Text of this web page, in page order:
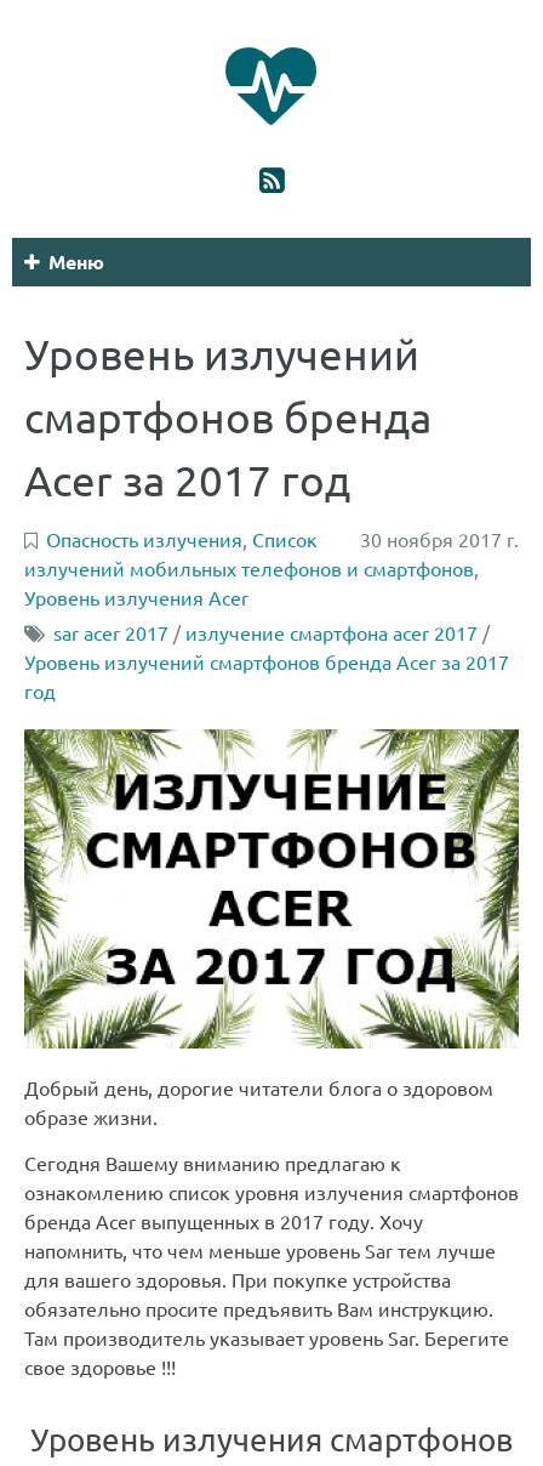
Меню
Уровень излучений
смартфонов бренда
Acer за 2017 год
30 ноября 2017 г.
Опасность излучения, Список
излучений мобильных телефонов и смартфонов,
Уровень излучения Acer
sar acer 2017 / излучение смартфона acer 2017 /
Уровень излучений смартфонов бренда Acer за 2017
год
Добрый день, дорогие читатели блога о здоровом
образе жизни.
Сегодня Вашему вниманию предлагаю к
ознакомлению список уровня излучения смартфонов
бренда Acer выпущенных в 2017 году. Хочу
напомнить, что чем меньше уровень Sar тем лучше
для вашего здоровья. При покупке устройства
обязательно просите предъявить Вам инструкцию.
Там производитель указывает уровень Sar. Берегите
свое здоровье !!!
Уровень излучения смартфонов